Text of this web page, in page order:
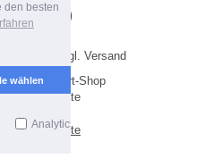
den besten
wählen
Analytics
evtl. zzgl. Versand
HP's Sport-Shop
by Shopgate
Webseite